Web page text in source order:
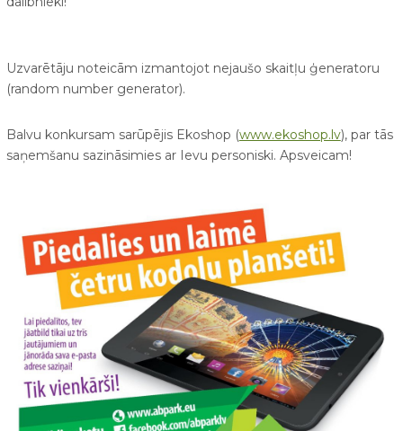
Uzvarētāju noteicām izmantojot nejaušo skaitļu ģeneratoru
(random number generator).
Balvu konkursam sarūpējis Ekoshop (www.ekoshop.lv), par tās
saņemšanu sazināsimies ar Ievu personiski. Apsveicam!